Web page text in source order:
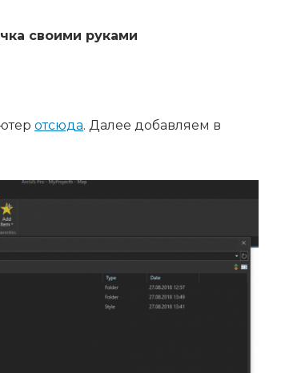
своими руками
отсюда. Далее добавляем в